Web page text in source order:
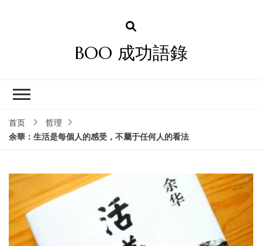
BOO 成功語錄
首页
哲理
余華：生活是每個人的感受，不屬于任何人的看法